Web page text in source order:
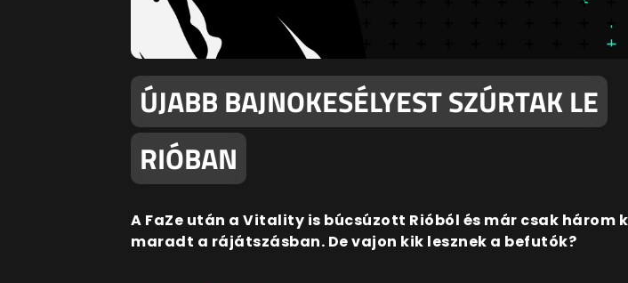
ÚJABB BAJNOKESÉLYEST SZÚRTAK LE
RIÓBAN
A FaZe után a Vitality is búcsúzott Rióból és már csak három
maradt a rájátszásban. De vajon kik lesznek a befutók?